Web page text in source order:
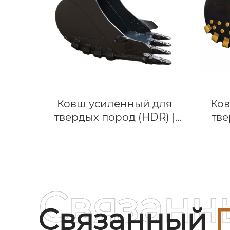
320-
Ковш усиленный для
твердых пород (HDR) |
Связанный